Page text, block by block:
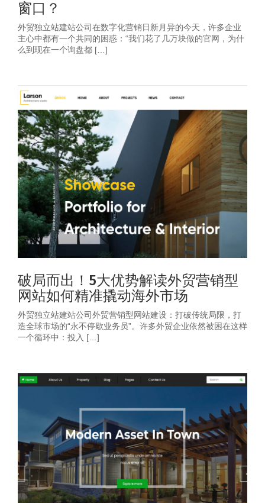
窗口？
外贸独立站建站公司在数字化营销日新月异的今天，许多企业
主心中都有一个共同的困惑：“我们花了几万块做的官网，为什
么到现在一个询盘都 […]
破局而出！5大优势解读外贸营销型
网站如何精准撬动海外市场
外贸独立站建站公司外贸营销型网站建设：打破传统局限，打
造全球市场的“永不停歇业务员”。许多外贸企业依然被困在这样
一个循环中：投入 […]